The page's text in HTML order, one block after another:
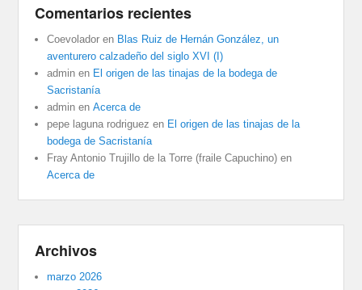
Comentarios recientes
Coevolador en Blas Ruiz de Hernán González, un
aventurero calzadeño del siglo XVI (I)
admin en El origen de las tinajas de la bodega de
Sacristanía
admin enAcerca de
pepe laguna rodriguez en El origen de las tinajas de la
bodega de Sacristanía
Fray Antonio Trujillo de la Torre (fraile Capuchino) en
Acerca de
Archivos
marzo 2026